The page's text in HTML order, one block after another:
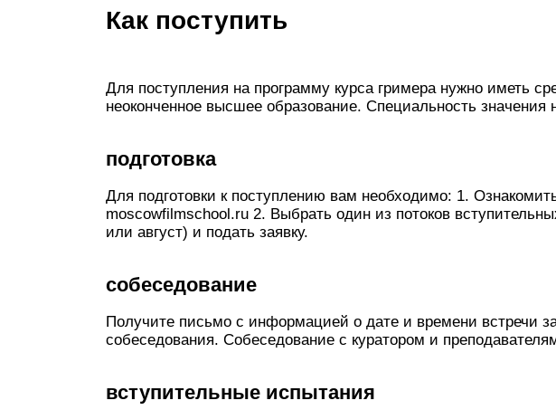
Как поступить
Для поступления на программу курса гримера нужно иметь
неоконченное высшее образование. Специальность значения
подготовка
Для подготовки к поступлению вам необходимо: 1.
moscowfilmschool.ru 2. Выбрать один из потоков
или август) и подать заявку.
cобеседование
Получите письмо с информацией о дате и времени встречи
собеседования. Собеседование с куратором и
вступительные испытания